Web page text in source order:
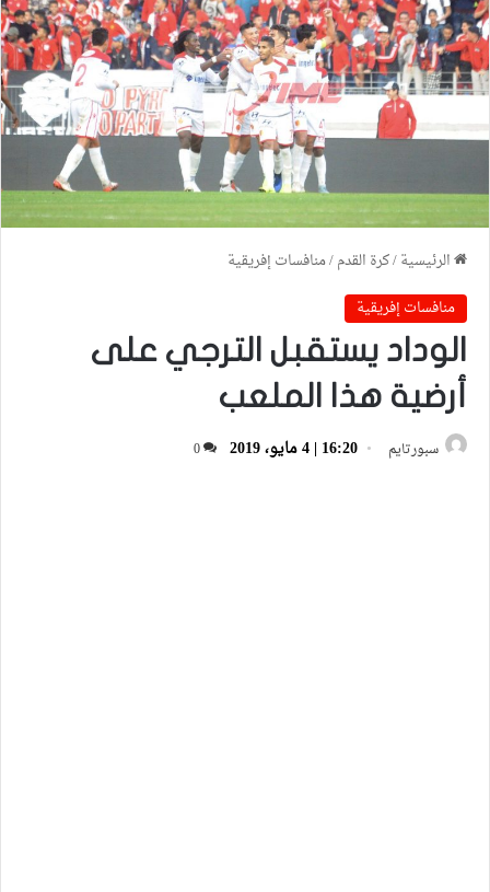
الرئيسية/كرة القدم/منافسات إفريقية
منافسات إفريقية
الوداد يستقبل الترجي على
أرضية هذا الملعب
سبورتايم 16:20 | 4 مايو، 2019 0